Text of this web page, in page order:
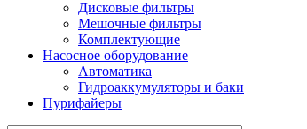
Дисковые фильтры
Мешочные фильтры
Комплектующие
Насосное оборудование
Автоматика
Гидроаккумуляторы и баки
Пурифайеры